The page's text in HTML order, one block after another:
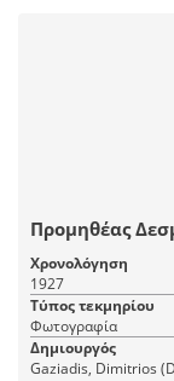
Προμηθέας
Χρονολόγηση
1927
Τύπος τεκμηρίου
Φωτογραφία
Δημιουργός
Gaziadis, Dimitrios (Dag Films) Athens, 1